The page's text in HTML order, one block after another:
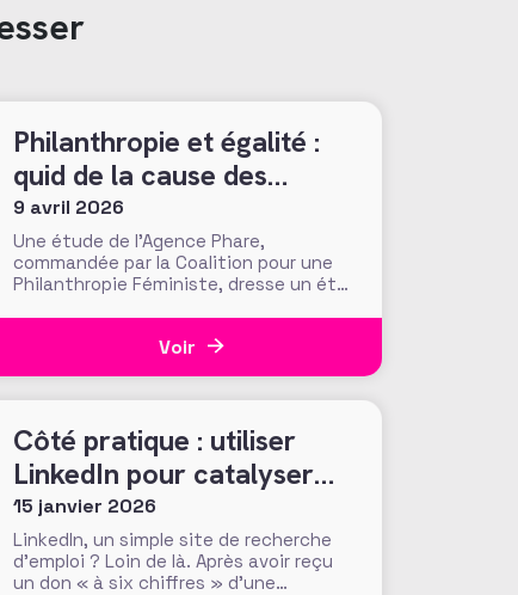
Philanthropie et égalité :
quid de la cause des
femmes ?
9 avril 2026
Une étude de l’Agence Phare,
commandée par la Coalition pour une
Philanthropie Féministe, dresse un état
France. Présentés le 24 mars dernier
Voir
Côté pratique : utiliser
LinkedIn pour catalyser
son potentiel de
conviction des donateurs
15 janvier 2026
LinkedIn, un simple site de recherche
d’emploi ? Loin de là. Après avoir reçu
un don « à six chiffres » d’une